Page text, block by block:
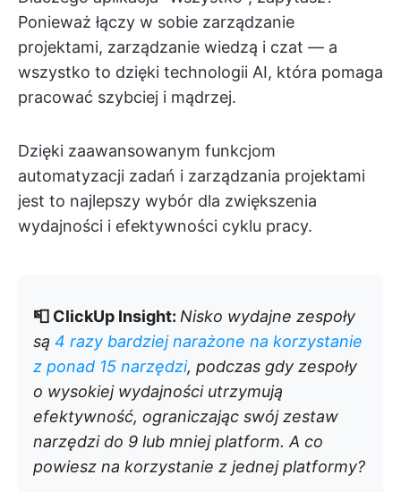
Ponieważ łączy w sobie zarządzanie
projektami, zarządzanie wiedzą i czat — a
wszystko to dzięki technologii AI, która pomaga
pracować szybciej i mądrzej.
Dzięki zaawansowanym funkcjom
automatyzacji zadań i zarządzania projektami
jest to najlepszy wybór dla zwiększenia
wydajności i efektywności cyklu pracy.
📮 ClickUp Insight: Nisko wydajne zespoły
są 4 razy bardziej narażone na korzystanie
z ponad 15 narzędzi, podczas gdy zespoły
o wysokiej wydajności utrzymują
efektywność, ograniczając swój zestaw
narzędzi do 9 lub mniej platform. A co
powiesz na korzystanie z jednej platformy?